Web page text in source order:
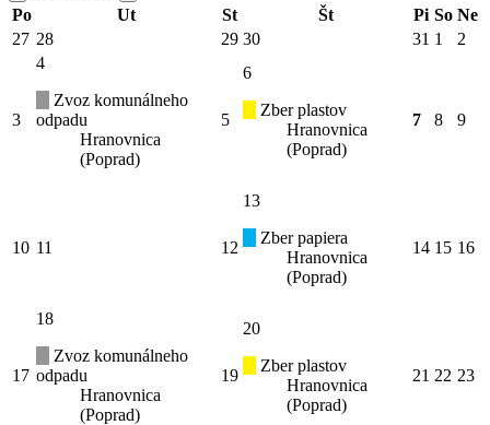
Po
Ut St Št Pi So Ne
27 28 29 30 31 1 2
3
4
Zvoz komunálneho
odpadu
Hranovnica
(Poprad)
5
6
Zber plastov
Hranovnica
(Poprad)
7 8 9
10 11 12
13
Zber papiera
Hranovnica
(Poprad)
14 15 16
17
18
Zvoz komunálneho
odpadu
Hranovnica
(Poprad)
19
20
Zber plastov
Hranovnica
(Poprad)
21 22 23